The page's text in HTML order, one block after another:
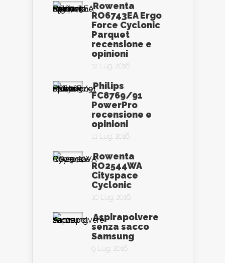
Rowenta
RO6743EA Ergo
Force Cyclonic
Parquet
recensione e
opinioni
12 Lug, 2016
Philips
FC8769/91
PowerPro
recensione e
opinioni
11 Lug, 2016
Rowenta
RO2544WA
Cityspace
Cyclonic
10 Lug, 2016
Aspirapolvere
senza sacco
Samsung
9 Lug, 2016